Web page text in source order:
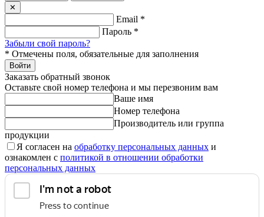
✕
Email *
Пароль *
Забыли свой пароль?
* Отмечены поля, обязательные для заполнения
Войти
Заказать обратный звонок
Оставьте свой номер телефона и мы перезвоним вам
Ваше имя
Номер телефона
Производитель или группа
продукции
Я согласен на обработку персональных данных и
ознакомлен с политикой в отношении обработки
персональных данных